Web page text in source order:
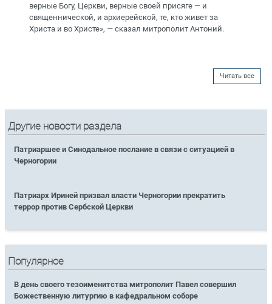
верные Богу, Церкви, верные своей присяге — и
священнической, и архиерейской, те, кто живет за
Христа и во Христе», — сказал митрополит Антоний.
Читать все
Другие новости раздела
Патриаршее и Синодальное послание в связи с ситуацией в
Черногории
Патриарх Ириней призвал власти Черногории прекратить
террор против Сербской Церкви
Популярное
В день своего тезоименитства митрополит Павел совершил
Божественную литургию в кафедральном соборе